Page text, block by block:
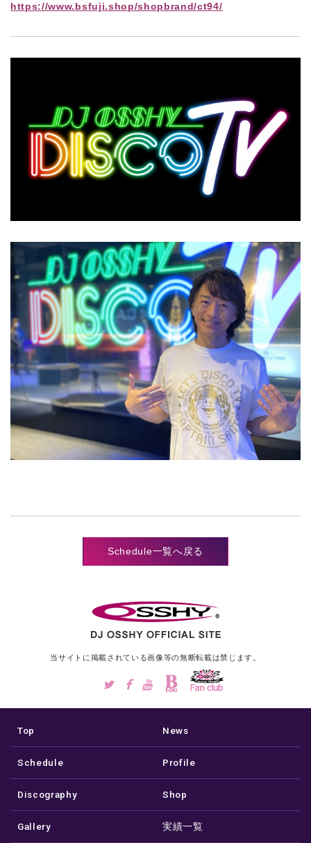
https://www.bsfuji.shop/shopbrand/ct94/
Schedule一覧へ戻る
当サイトに掲載されている画像等の無断転載は禁じます。
Top News
Schedule Profile
Discography Shop
Gallery 実績一覧